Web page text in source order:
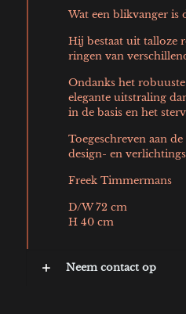
Wat een blikvanger is
Hij bestaat uit talloze
ringen van
Ondanks het
elegante uitstraling
in de basis en het
Toegeschreven aan
design- en
Freek Timmermans
D/W 72 cm
H 40 cm
Neem contact op